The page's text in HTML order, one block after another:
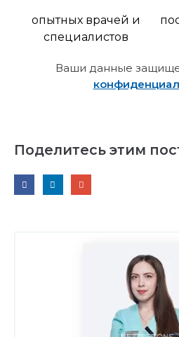
опытных врачей и
специалистов
Ваши данные
Поделитесь этим